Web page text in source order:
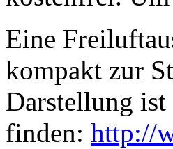
Eine
kompakt zur
Darstellung ist
finden: http://